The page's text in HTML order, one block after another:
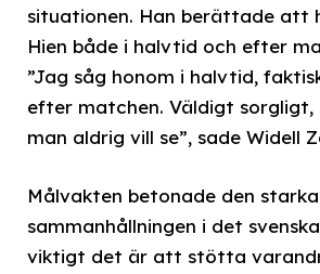
situationen. Han berättade att
Hien både i halvtid och efter
”Jag såg honom i halvtid,
efter matchen. Väldigt
man aldrig vill se”, sade Widell
Målvakten betonade den starka
sammanhållningen i det
viktigt det är att stötta